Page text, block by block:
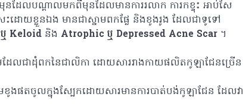
ែលបណ្តាលមកពីមុនដែលមានការរលាក ការកខ្ទុះ អាប់សែ
ោយខ្លួនឯង មានជាស្នាមពកផ្លែ និងខូងរូង ដែលជាទូទៅ
Keloid និង Atrophic ឬ Depressed Acne Scar ។
មដែលជាដុំពកនៃជាលិកា ដោយសាររាងកាយផលិតកូឡាជែនច្រើន
មខូងផតចូលក្នុងស្បែកដោយសារមានការបាត់បង់កូឡាជែន ដែលវា